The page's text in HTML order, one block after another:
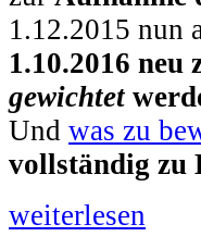
1.12.2015 nun
1.10.2016
gewichtet
Und was zu
vollständig zu
weiterlesen